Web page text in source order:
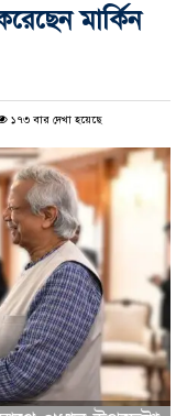
মার্কিন
১৭৩ বার দেখা হয়েছে